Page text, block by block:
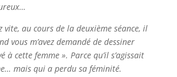
vite, au cours de la deuxième séance, il
vous m’avez demandé de dessiner
à cette femme ». Parce qu’il s’agissait
mais qui a perdu sa féminité.